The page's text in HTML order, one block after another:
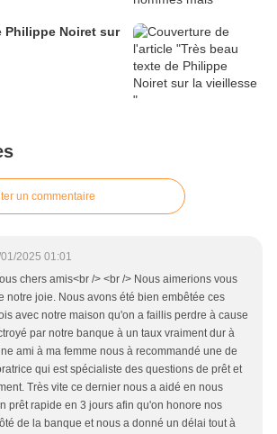
Philippe Noiret sur
un commentaire
2025 01:01
chers amis<br /> ‎<br /> ‎Nous aimerions vous
notre joie. Nous avons été bien embêtée ces
avec notre maison qu'on a faillis perdre à cause
par notre banque à un taux vraiment dur à
ami à ma femme nous à recommandé une de
qui est spécialiste des questions de prêt et
Très vite ce dernier nous a aidé en nous
prêt rapide en 3 jours afin qu'on honore nos
de la banque et nous a donné un délai tout à